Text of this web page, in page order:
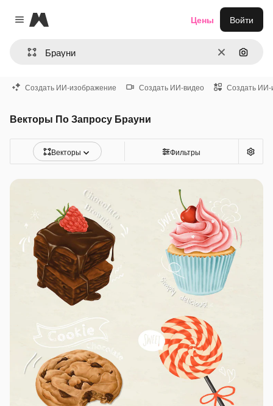
Close menu
Magnific
ОчиститьПоиск
Цены Войти
Создать ИИ-изображение Создать ИИ-видео Создать ИИ-
Векторы По Запросу Брауни
Векторы Фильтры